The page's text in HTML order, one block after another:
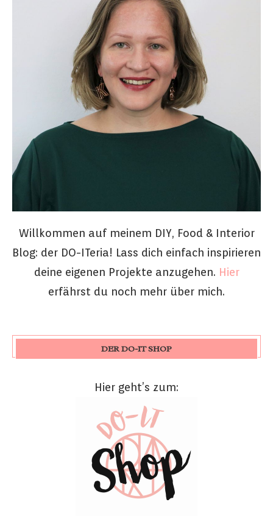
Willkommen auf meinem DIY, Food & Interior
Blog: der DO-ITeria! Lass dich einfach inspirieren
deine eigenen Projekte anzugehen. Hier
erfährst du noch mehr über mich.
DER DO-IT SHOP
Hier geht’s zum: